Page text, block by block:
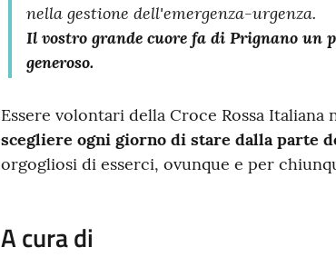
nella gestione dell'emergenza-urgenza.
Il vostro grande cuore fa di Prignano un
generoso.
Essere volontari della Croce Rossa Italiana
scegliere ogni giorno di stare dalla parte
orgogliosi di esserci, ovunque e per
A cura di